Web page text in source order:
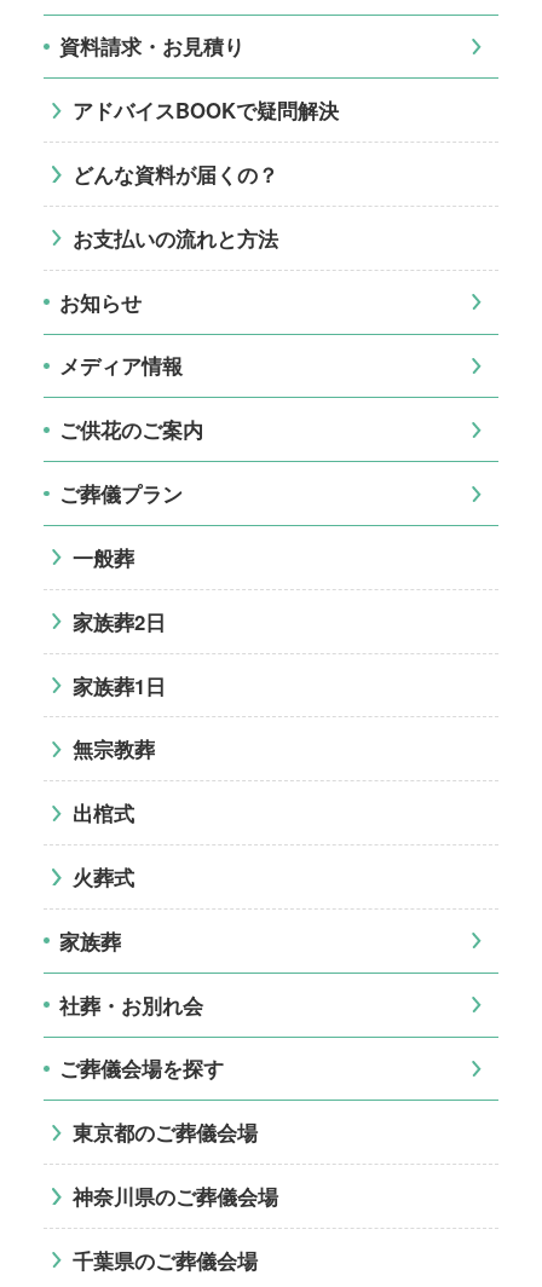
資料請求・お見積り
アドバイスBOOKで疑問解決
どんな資料が届くの？
お支払いの流れと方法
お知らせ
メディア情報
ご供花のご案内
ご葬儀プラン
一般葬
家族葬2日
家族葬1日
無宗教葬
出棺式
火葬式
家族葬
社葬・お別れ会
ご葬儀会場を探す
東京都のご葬儀会場
神奈川県のご葬儀会場
千葉県のご葬儀会場